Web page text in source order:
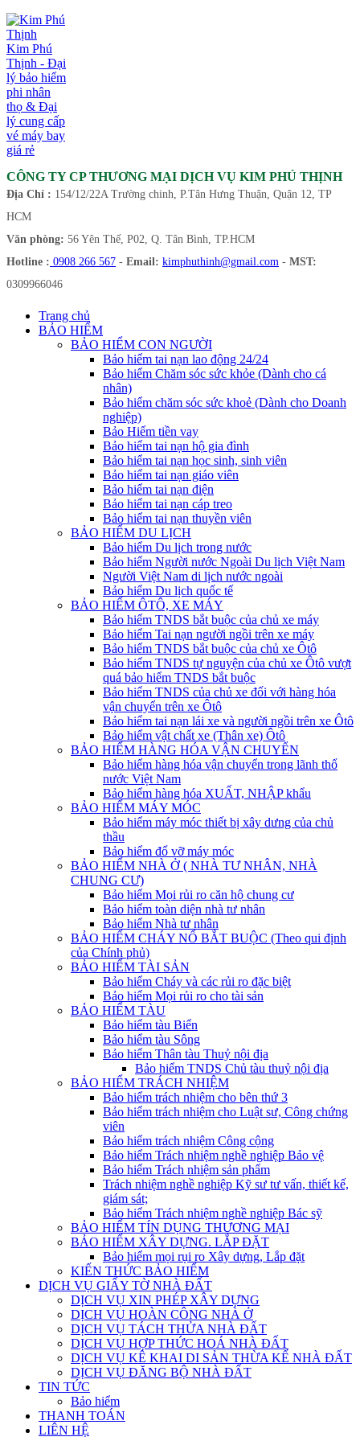
Kim Phú
Thịnh - Đại
lý bảo hiểm
phi nhân
thọ & Đại
lý cung cấp
vé máy bay
giá rẻ
CÔNG TY CP THƯƠNG MẠI DỊCH VỤ KIM PHÚ THỊNH
Địa Chỉ : 154/12/22A Trường chinh, P.Tân Hưng Thuận, Quận 12, TP
HCM
Văn phòng: 56 Yên Thế, P02, Q. Tân Bình, TP.HCM
Hotline : 0908 266 567 - Email: kimphuthinh@gmail.com - MST:
0309966046
Trang chủ
BẢO HIỂM
BẢO HIỂM CON NGƯỜI
Bảo hiểm tai nạn lao động 24/24
Bảo hiểm Chăm sóc sức khỏe (Dành cho cá
nhân)
Bảo hiểm chăm sóc sức khoẻ (Dành cho Doanh
nghiệp)
Bảo Hiểm tiền vay
Bảo hiểm tai nạn hộ gia đình
Bảo hiểm tai nạn học sinh, sinh viên
Bảo hiểm tai nạn giáo viên
Bảo hiểm tai nạn điện
Bảo hiểm tai nạn cáp treo
Bảo hiểm tai nạn thuyền viên
BẢO HIỂM DU LỊCH
Bảo hiểm Du lịch trong nước
Bảo hiểm Người nước Ngoài Du lịch Việt Nam
Người Việt Nam di lịch nước ngoài
Bảo hiểm Du lịch quốc tế
BẢO HIỂM ÔTÔ, XE MÁY
Bảo hiểm TNDS bắt buộc của chủ xe máy
Bảo hiểm Tai nạn người ngồi trên xe máy
Bảo hiểm TNDS bắt buộc của chủ xe Ôtô
Bảo hiểm TNDS tự nguyện của chủ xe Ôtô vượt
quá bảo hiểm TNDS bắt buộc
Bảo hiểm TNDS của chủ xe đối với hàng hóa
vận chuyển trên xe Ôtô
Bảo hiểm tai nạn lái xe và người ngồi trên xe Ôtô
Bảo hiểm vật chất xe (Thân xe) Ôtô
BẢO HIỂM HÀNG HÓA VẬN CHUYỂN
Bảo hiểm hàng hóa vận chuyển trong lãnh thổ
nước Việt Nam
Bảo hiểm hàng hóa XUẤT, NHẬP khẩu
BẢO HIỂM MÁY MÓC
Bảo hiểm máy móc thiết bị xây dưng của chủ
thầu
Bảo hiểm đổ vỡ máy móc
BẢO HIỂM NHÀ Ở ( NHÀ TƯ NHÂN, NHÀ
CHUNG CƯ)
Bảo hiểm Mọi rủi ro căn hộ chung cư
Bảo hiểm toàn diện nhà tư nhân
Bảo hiểm Nhà tư nhân
BẢO HIỂM CHÁY NỔ BẮT BUỘC (Theo qui định
của Chính phủ)
BẢO HIỂM TÀI SẢN
Bảo hiểm Cháy và các rủi ro đặc biệt
Bảo hiểm Mọi rủi ro cho tài sản
BẢO HIỂM TÀU
Bảo hiểm tàu Biển
Bảo hiểm tàu Sông
Bảo hiểm Thân tàu Thuỷ nội địa
Bảo hiểm TNDS Chủ tàu thuỷ nội địa
BẢO HIỂM TRÁCH NHIỆM
Bảo hiểm trách nhiệm cho bên thứ 3
Bảo hiểm trách nhiệm cho Luật sư, Công chứng
viên
Bảo hiểm trách nhiệm Công cộng
Bảo hiểm Trách nhiệm nghề nghiệp Bảo vệ
Bảo hiểm Trách nhiệm sản phẩm
Trách nhiệm nghề nghiệp Kỹ sư tư vấn, thiết kế,
giám sát;
Bảo hiểm Trách nhiệm nghề nghiệp Bác sỹ
BẢO HIỂM TÍN DỤNG THƯƠNG MẠI
BẢO HIỂM XÂY DỰNG. LẮP ĐẶT
Bảo hiểm mọi rụi ro Xây dựng, Lắp đặt
KIẾN THỨC BẢO HIỂM
DỊCH VỤ GIẤY TỜ NHÀ ĐẤT
DỊCH VỤ XIN PHÉP XÂY DỰNG
DỊCH VỤ HOÀN CÔNG NHÀ Ở
DỊCH VỤ TÁCH THỬA NHÀ ĐẤT
DỊCH VỤ HỢP THỨC HOÁ NHÀ ĐẤT
DỊCH VỤ KÊ KHAI DI SẢN THỪA KẾ NHÀ ĐẤT
DỊCH VỤ ĐĂNG BỘ NHÀ ĐẤT
TIN TỨC
Bảo hiểm
THANH TOÁN
LIÊN HỆ